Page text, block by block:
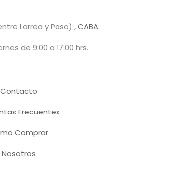
Larrea y Paso) , CABA.
de 9:00 a 17:00 hrs.
Contacto
Frecuentes
Comprar
Nosotros